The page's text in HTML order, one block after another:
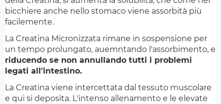
bicchiere anche nello stomaco viene assorbità più
facilemente.
La Creatina Micronizzata rimane in sospensione per
un tempo prolungato, auemntando l'assorbimento, e
riducendo se non annullando tutti i problemi
legati all'intestino.
La Creatina viene intercettata dal tessuto muscolare
e qui si deposita. L'intenso allenamento e le elevate